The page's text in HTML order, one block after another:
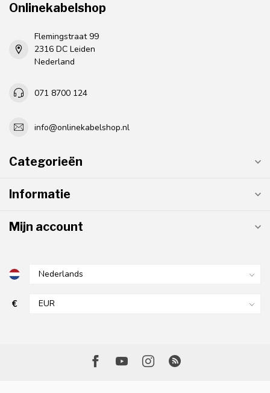
Onlinekabelshop
Flemingstraat 99
2316 DC Leiden
Nederland
071 8700 124
info@onlinekabelshop.nl
Categorieën
Informatie
Mijn account
€